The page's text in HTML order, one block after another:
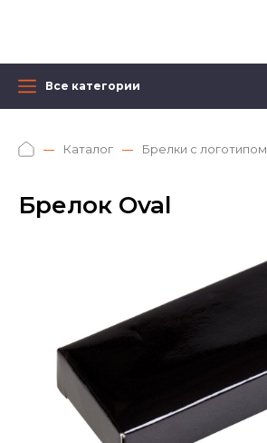
Все категории
Каталог Брелки с логотипом
Брелок Oval